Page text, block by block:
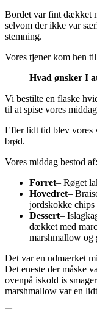
Bordet var fint dækket
selvom der ikke var
stemning.
Vores tjener kom hen
Hvad ønsker I
Vi bestilte en flaske
til at spise vores
Efter lidt tid blev
brød.
Vores middag bestod af:
Forret– Røget
Hovedret–
jordskokke chips
Dessert–
dækket med
marshmallow og
Det var en udmærket
Det eneste der måske
ovenpå iskold is
marshmallow var en